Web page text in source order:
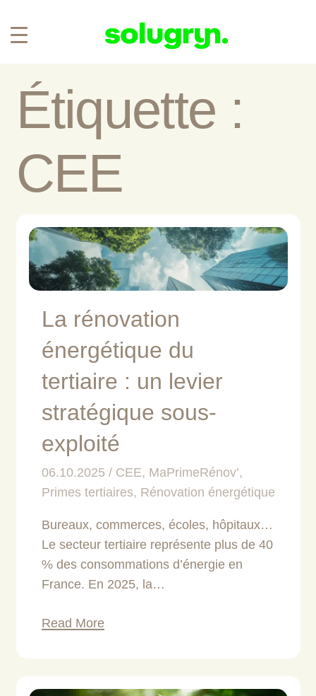
Étiquette :
CEE
La rénovation
énergétique du
tertiaire : un levier
stratégique sous-
exploité
06.10.2025 CEE, MaPrimeRénov’,
Primes tertiaires, Rénovation énergétique
Bureaux, commerces, écoles, hôpitaux…
Le secteur tertiaire représente plus de 40
% des consommations d’énergie en
France. En 2025, la…
Read More